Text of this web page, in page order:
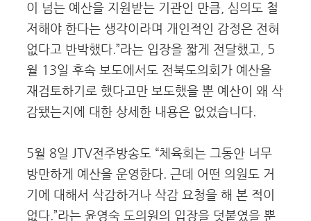
이 넘는 예산을 지원받는 기관인 만큼, 심의도 철
저해야 한다는 생각이라며 개인적인 감정은 전혀
없다고 반박했다.”라는 입장을 짧게 전달했고, 5
월 13일 후속 보도에서도 전북도의회가 예산을
재검토하기로 했다고만 보도했을 뿐 예산이 왜 삭
감됐는지에 대한 상세한 내용은 없었습니다.
5월 8일 JTV전주방송도 “체육회는 그동안 너무
방만하게 예산을 운영한다. 근데 어떤 의원도 거
기에 대해서 삭감하거나 삭감 요청을 해 본 적이
없다.”라는 윤영숙 도의원의 입장을 덧붙였을 뿐